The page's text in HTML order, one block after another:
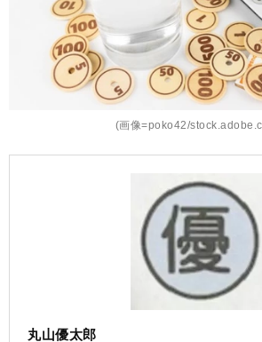
(画像=poko42/
丸山優太郎